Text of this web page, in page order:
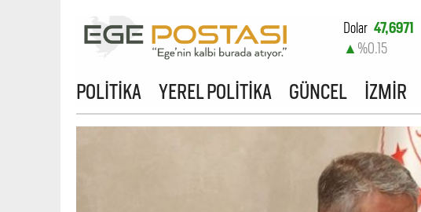
Dolar 47,6971
▲ %0.15
%-0.14
POLİTİKA YEREL POLİTİKA GÜNCEL İZMİR